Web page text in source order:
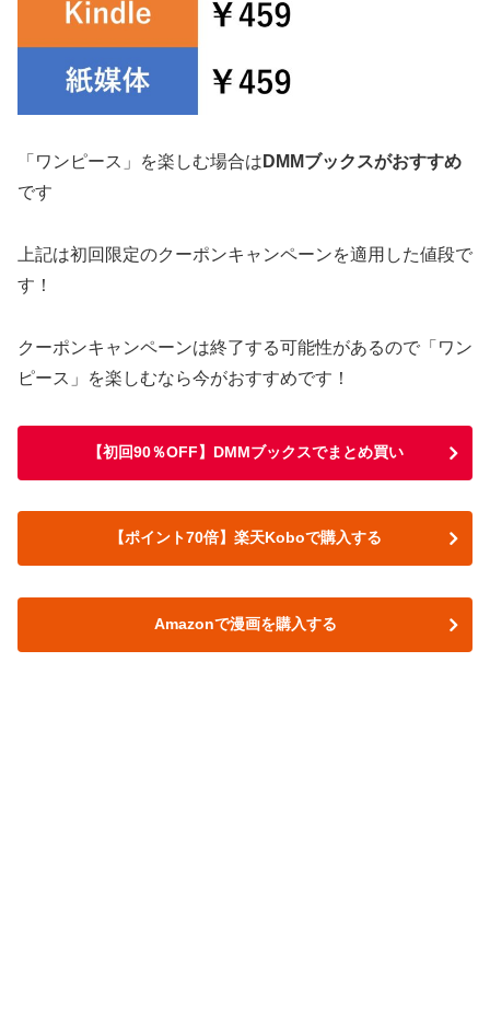
「ワンピース」を楽しむ場合は DMMブックスがおすすめ
です
上記は初回限定のクーポンキャンペーンを適用した値段で
す！
クーポンキャンペーンは終了する可能性があるので「ワン
ピース」を楽しむなら今がおすすめです！
【初回90％OFF】DMMブックスでまとめ買い
【ポイント70倍】楽天Koboで購入する
Amazonで漫画を購入する